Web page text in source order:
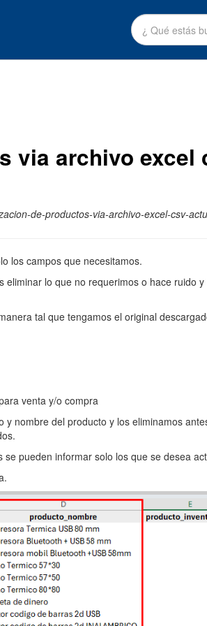
via archivo excel
de-productos-via-archivo-excel-csv-
los campos que necesitamos.
lo que no requerimos o hace ruido
tal que tengamos el original
venta y/o compra
nombre del producto y los eliminamos
pueden informar solo los que se desea